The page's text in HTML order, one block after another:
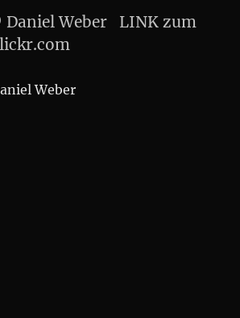
Daniel Weber LINK zum
Weber